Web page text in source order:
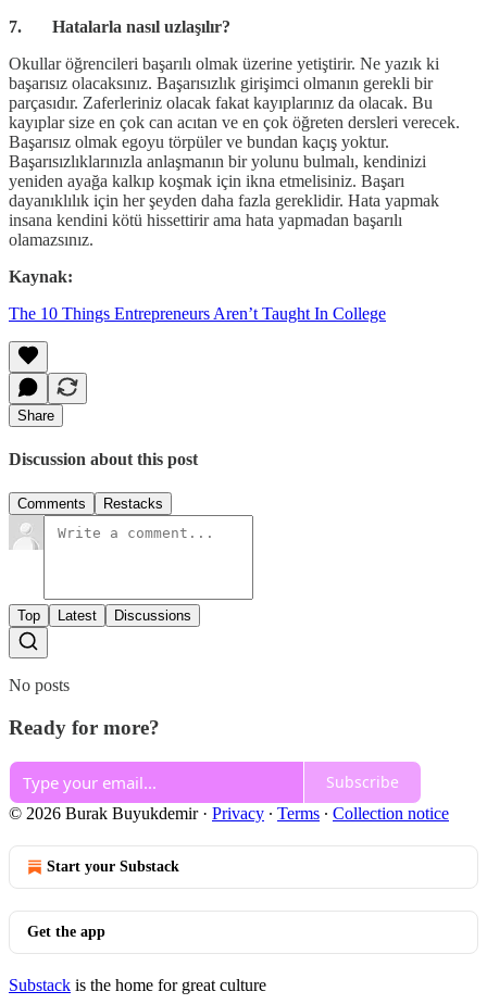
7. Hatalarla nasıl uzlaşılır?
Okullar öğrencileri başarılı olmak üzerine yetiştirir. Ne yazık ki
başarısız olacaksınız. Başarısızlık girişimci olmanın gerekli bir
parçasıdır. Zaferleriniz olacak fakat kayıplarınız da olacak. Bu
kayıplar size en çok can acıtan ve en çok öğreten dersleri verecek.
Başarısız olmak egoyu törpüler ve bundan kaçış yoktur.
Başarısızlıklarınızla anlaşmanın bir yolunu bulmalı, kendinizi
yeniden ayağa kalkıp koşmak için ikna etmelisiniz. Başarı
dayanıklılık için her şeyden daha fazla gereklidir. Hata yapmak
insana kendini kötü hissettirir ama hata yapmadan başarılı
olamazsınız.
Kaynak:
The 10 Things Entrepreneurs Aren’t Taught In College
Share
Discussion about this post
Comments Restacks
Top Latest Discussions
No posts
Ready for more?
Subscribe
© 2026 Burak Buyukdemir· Privacy ∙ Terms ∙ Collection notice
Start your Substack
Get the app
Substack is the home for great culture